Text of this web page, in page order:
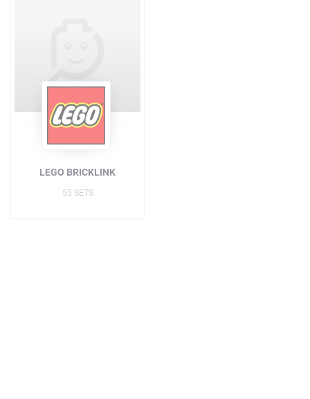
LEGO BRICKLINK
55 SETS